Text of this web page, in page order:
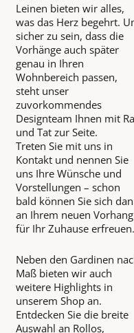
Leinen bieten wir alles,
was das Herz begehrt.
sicher zu sein, dass die
Vorhänge auch später
genau in Ihren
Wohnbereich passen,
steht unser
zuvorkommendes
Designteam Ihnen mit
und Tat zur Seite.
Treten Sie mit uns in
Kontakt und nennen Sie
uns Ihre Wünsche und
Vorstellungen – schon
bald können Sie sich
an Ihrem neuen Vorhang
für Ihr Zuhause erfreuen.
Neben den Gardinen
Maß bieten wir auch
weitere Highlights in
unserem Shop an.
Entdecken Sie die breite
Auswahl an Rollos,